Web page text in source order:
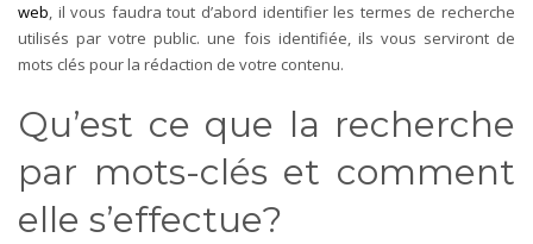
web, il vous faudra tout d’abord identifier les termes de recherche
utilisés par votre public. une fois identifiée, ils vous serviront de
mots clés pour la rédaction de votre contenu.
Qu’est ce que la recherche
par mots-clés et comment
elle s’effectue?